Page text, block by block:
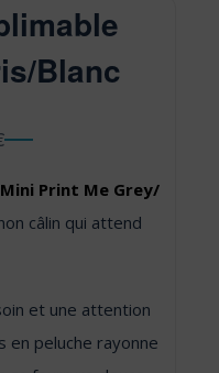
Blanc
Print Me Grey/​
câlin qui attend
et une attention
en peluche rayonne